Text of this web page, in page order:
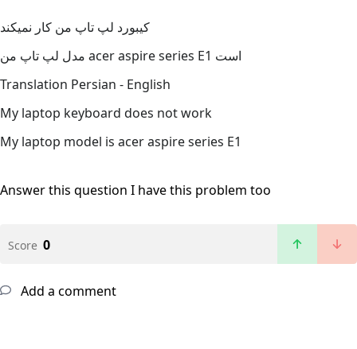
کیبورد لپ تاپ من کار نمیکند
مدل لپ تاپ من acer aspire series E1 است
Translation Persian - English
My laptop keyboard does not work
My laptop model is acer aspire series E1
Answer this question I have this problem too
Score 0
Add a comment